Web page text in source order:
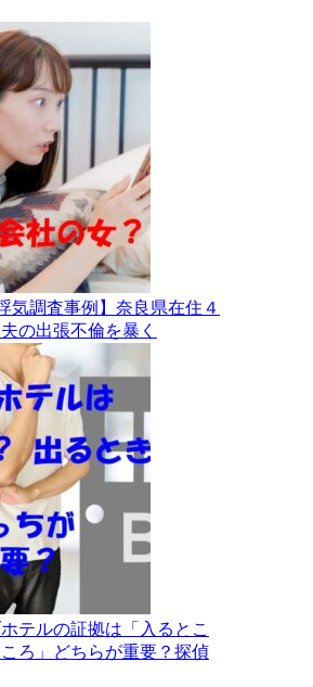
気調査事例】奈良県在住４
の出張不倫を暴く
テルの証拠は「入るとこ
ろ」どちらが重要？探偵